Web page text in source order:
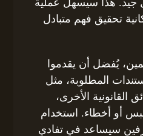
تحقيق فهم متبادل
يُفضل أن يقدموا
المطلوبة، مثل
القانونية الأخرى،
أو أخطاء. استخدام
سيساعد في تفادي